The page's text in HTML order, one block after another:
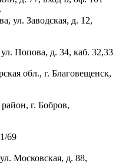
ул. Заводская, д. 12,
ул. Попова, д. 34, каб. 32,33
обл., г. Благовещенск,
г. Бобров,
69
Московская, д. 88,